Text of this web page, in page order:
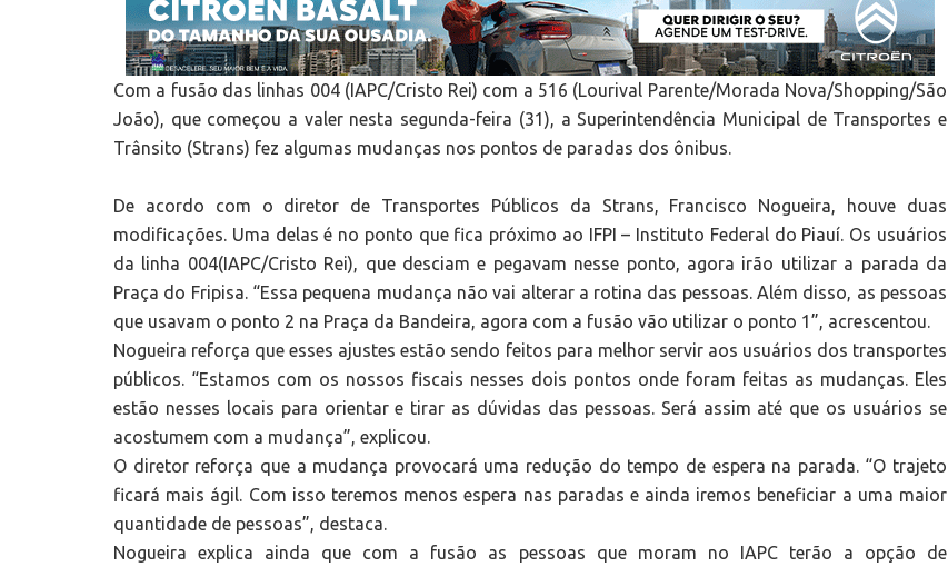
Com a fusão das linhas 004 (IAPC/Cristo Rei) com a 516 (Lourival Parente/Morada Nova/Shopping/São
João), que começou a valer nesta segunda-feira (31), a Superintendência Municipal de Transportes e
Trânsito (Strans) fez algumas mudanças nos pontos de paradas dos ônibus.
De acordo com o diretor de Transportes Públicos da Strans, Francisco Nogueira, houve duas
modificações. Uma delas é no ponto que fica próximo ao IFPI – Instituto Federal do Piauí. Os usuários
da linha 004(IAPC/Cristo Rei), que desciam e pegavam nesse ponto, agora irão utilizar a parada da
Praça do Fripisa. “Essa pequena mudança não vai alterar a rotina das pessoas. Além disso, as pessoas
que usavam o ponto 2 na Praça da Bandeira, agora com a fusão vão utilizar o ponto 1”, acrescentou.
Nogueira reforça que esses ajustes estão sendo feitos para melhor servir aos usuários dos transportes
públicos. “Estamos com os nossos fiscais nesses dois pontos onde foram feitas as mudanças. Eles
estão nesses locais para orientar e tirar as dúvidas das pessoas. Será assim até que os usuários se
acostumem com a mudança”, explicou.
O diretor reforça que a mudança provocará uma redução do tempo de espera na parada. “O trajeto
ficará mais ágil. Com isso teremos menos espera nas paradas e ainda iremos beneficiar a uma maior
quantidade de pessoas”, destaca.
Nogueira explica ainda que com a fusão as pessoas que moram no IAPC terão a opção de